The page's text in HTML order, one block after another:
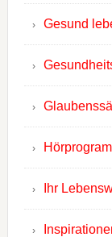
Gesund
Ihr